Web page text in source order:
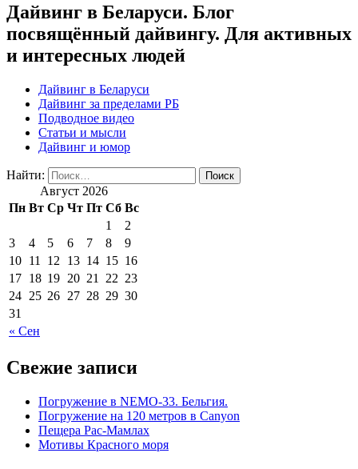
Дайвинг в Беларуси. Блог
посвящённый дайвингу. Для активных
и интересных людей
Дайвинг в Беларуси
Дайвинг за пределами РБ
Подводное видео
Статьи и мысли
Дайвинг и юмор
Найти:
Август 2026
Пн Вт Ср Чт Пт Сб Вс
« Сен
1
2
3
4 5 6 7 8
9
10 11 12 13 14 15 16
17 18 19 20 21 22 23
24 25 26 27 28 29 30
31
Свежие записи
Погружение в NEMO-33. Бельгия.
Погружение на 120 метров в Canyon
Пещера Рас-Мамлах
Мотивы Красного моря